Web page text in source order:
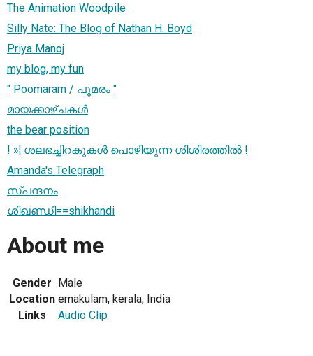
The Animation Woodpile
Silly Nate: The Blog of Nathan H. Boyd
Priya Manoj
my blog, my fun
" Poomaram / പൂമരം "
മായക്കാഴ്ചകള്‍
the bear position
! »¦ ശലഭച്ചിറകുകൾ പൊഴിയുന്ന ശിശിരത്തിൽ !
Amanda's Telegraph
സ്പന്ദനം
ശിഖണ്ഡി==shikhandi
About me
Gender Male
Location ernakulam, kerala, India
Links
Audio Clip